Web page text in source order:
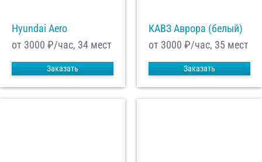
Hyundai Aero
от 3000 ₽/час, 34 мест
Заказать
КАВЗ Аврора (белый)
от 3000 ₽/час, 35 мест
Заказать